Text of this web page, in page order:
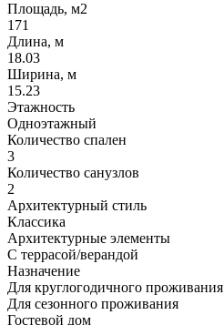
Площадь, м2
171
Длина, м
18.03
Ширина, м
15.23
Этажность
Одноэтажный
Количество спален
3
Количество санузлов
2
Архитектурный стиль
Классика
Архитектурные элементы
С террасой/верандой
Назначение
Для круглогодичного проживания
Для сезонного проживания
Гостевой дом